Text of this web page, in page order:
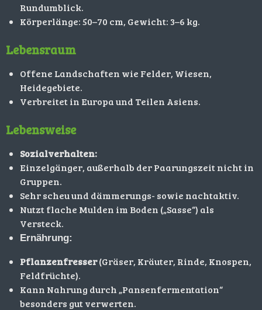
Rundumblick.
Körperlänge: 50–70 cm, Gewicht: 3–6 kg.
Lebensraum
Offene Landschaften wie Felder, Wiesen,
Heidegebiete.
Verbreitet in Europa und Teilen Asiens.
Lebensweise
Sozialverhalten:
Einzelgänger, außerhalb der Paarungszeit nicht in
Gruppen.
Sehr scheu und dämmerungs- sowie nachtaktiv.
Nutzt flache Mulden im Boden („Sasse“) als
Versteck.
Ernährung:
Pflanzenfresser(Gräser, Kräuter, Rinde, Knospen,
Feldfrüchte).
Kann Nahrung durch „Pansenfermentation“
besonders gut verwerten.